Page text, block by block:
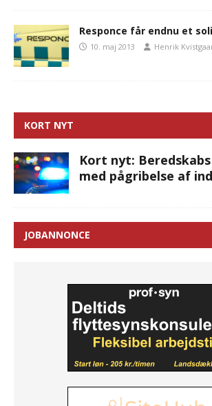
Responce får endnu et
10. maj 2013 Henrik
KORT NYT
Kort nyt:
med pågribelse af
JOBANNONCE